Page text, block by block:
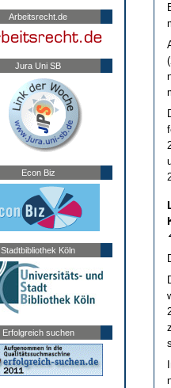
Arbeitsrecht.de
Jura Uni SB
Econ Biz
Stadtbibliothek Köln
Erfolgreich suchen